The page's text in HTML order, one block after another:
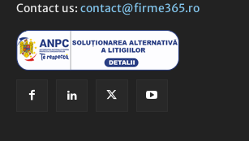
Contact us: contact@firme365.ro